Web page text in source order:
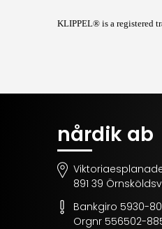
KLIPPEL® is a registered
nårdik ab
891 39
Bankgiro 5930-
Orgnr 556502-